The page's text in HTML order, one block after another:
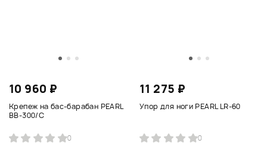
10 960 ₽
Крепеж на бас-барабан PEARL
BB-300/C
0
11 275 ₽
Упор для ноги PEARL LR-60
0